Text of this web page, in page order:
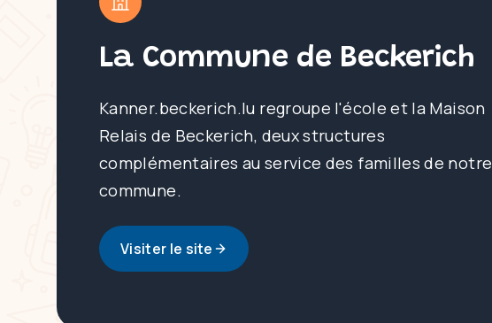
La Commune de Beckerich
Kanner.beckerich.lu regroupe l'école et la Maison
Relais de Beckerich, deux structures
complémentaires au service des familles de notre
commune.
Visiter le site